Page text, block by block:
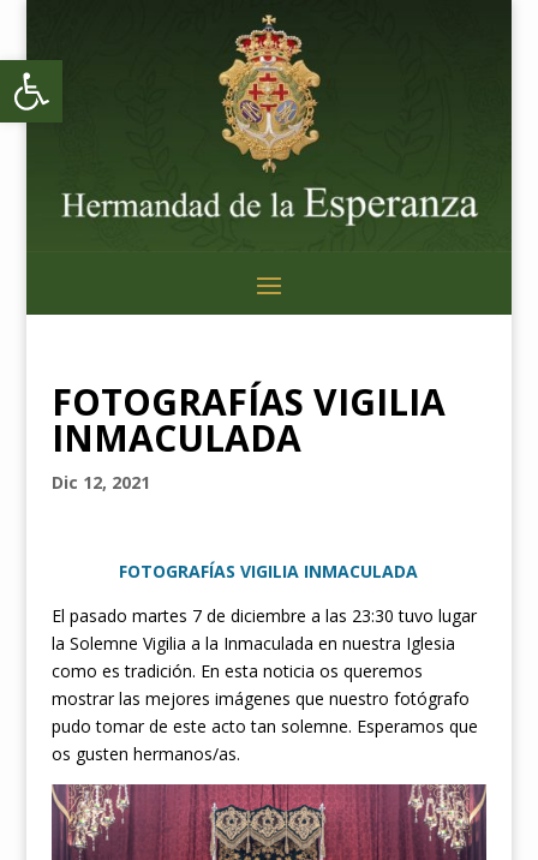
Abrir barra de herramientas
FOTOGRAFÍAS VIGILIA
INMACULADA
Dic 12, 2021
FOTOGRAFÍAS VIGILIA INMACULADA
El pasado martes 7 de diciembre a las 23:30 tuvo lugar
la Solemne Vigilia a la Inmaculada en nuestra Iglesia
como es tradición. En esta noticia os queremos
mostrar las mejores imágenes que nuestro fotógrafo
pudo tomar de este acto tan solemne. Esperamos que
os gusten hermanos/as.